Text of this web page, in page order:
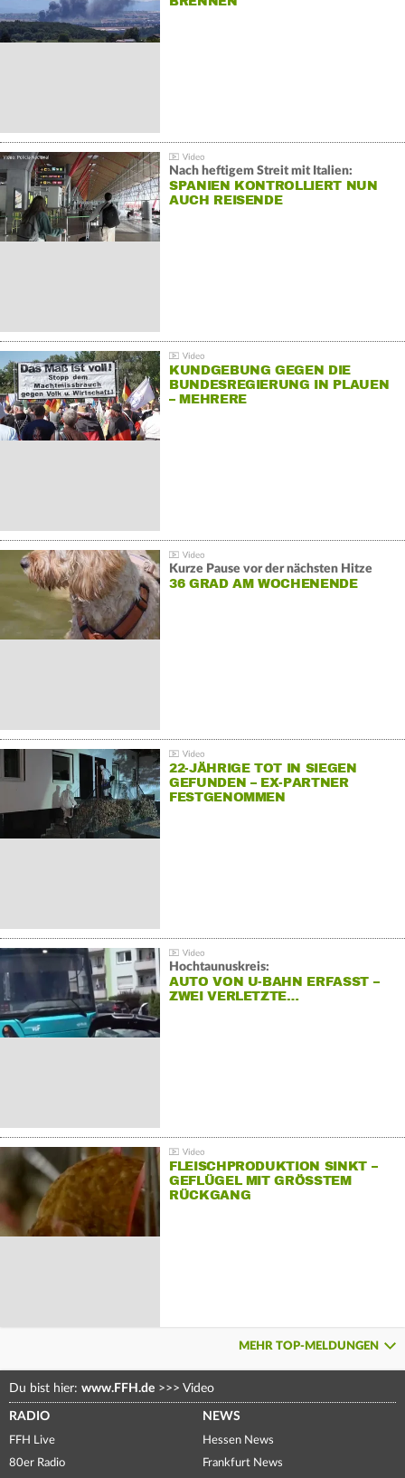
Nach heftigem Streit mit Italien:
SPANIEN KONTROLLIERT NUN
AUCH REISENDE
KUNDGEBUNG GEGEN DIE
BUNDESREGIERUNG IN PLAUEN
– MEHRERE
Kurze Pause vor der nächsten Hitze
36 GRAD AM WOCHENENDE
22-JÄHRIGE TOT IN SIEGEN
GEFUNDEN – EX-PARTNER
FESTGENOMMEN
Hochtaunuskreis:
AUTO VON U-BAHN ERFASST –
ZWEI VERLETZTE…
FLEISCHPRODUKTION SINKT –
GEFLÜGEL MIT GRÖSSTEM R
ÜCKGANG
MEHR TOP-MELDUNGEN
Du bist hier: www.FFH.de >>> Video
RADIO
FFH Live
80er Radio
NEWS
Hessen News
Frankfurt News